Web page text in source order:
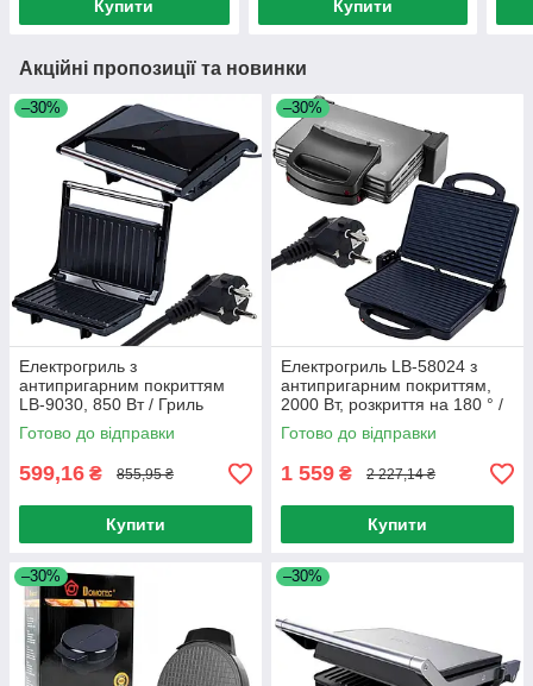
Купити Купити
Акційні пропозиції та новинки
–30%
Електрогриль з
антипригарним покриттям
LB-9030, 850 Вт / Гриль
електричний / Електричний
барбекю
Готово до відправки
599,16 ₴ 855,95 ₴
Купити
–30%
Електрогриль LB-58024 з
антипригарним покриттям,
2000 Вт, розкриття на 180 ° /
Контактний гриль / Гриль
Готово до відправки
1 559 ₴ 2 227,14 ₴
Купити
–30% –30%